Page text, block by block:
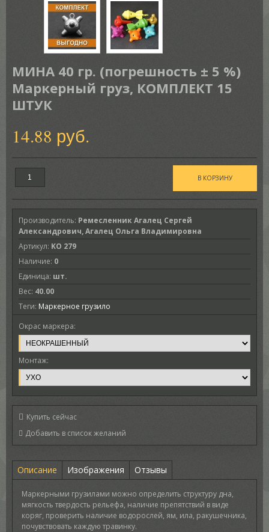
МИНА 40 гр. (погрешность ± 5 %)
Маркерный груз, КОМПЛЕКТ 15
ШТУК
14.88 руб.
Производитель: Ремесленник Агалец Сергей
Александрович, Агалец Ольга Владимировна
Артикул: KO 279
Наличие: 0
Единица: шт.
Вес: 40.00
Теги: Маркерное грузило
Окрас маркера:
Монтаж:
Купить сейчас
Описание Изображения Отзывы
Маркерными грузилами можно определить структуру дна,
мягкость твердость рельефа, наличие препятствий в виде
коряг, проверить наличие водорослей, ям, ила, ракушечника,
почувствовать каждую травинку.